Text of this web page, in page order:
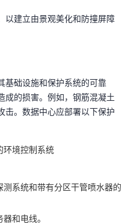
以建立由景观美化和防撞屏障
基础设施和保护系统的可靠
成的损害。例如，钢筋混凝土
击。数据中心应部署以下保护
环境控制系统
系统和带有分区干管喷水器的
和电线。